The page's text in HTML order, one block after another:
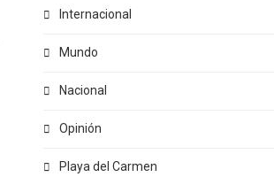
Internacional
Mundo
Nacional
Opinión
Playa del Carmen